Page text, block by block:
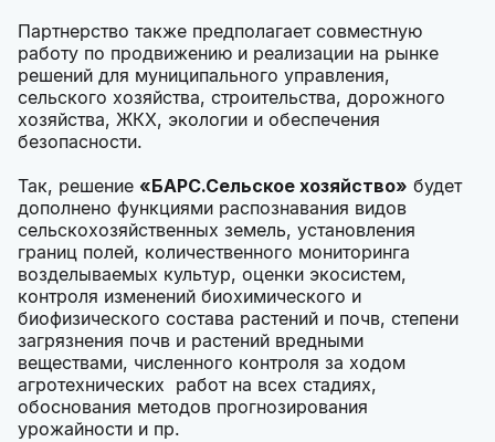
Партнерство также предполагает совместную
работу по продвижению и реализации на рынке
решений для муниципального управления,
сельского хозяйства, строительства, дорожного
хозяйства, ЖКХ, экологии и обеспечения
безопасности.
Так, решение «БАРС.Сельское хозяйство» будет
дополнено функциями распознавания видов
сельскохозяйственных земель, установления
границ полей, количественного мониторинга
возделываемых культур, оценки экосистем,
контроля изменений биохимического и
биофизического состава растений и почв, степени
загрязнения почв и растений вредными
веществами, численного контроля за ходом
агротехнических работ на всех стадиях,
обоснования методов прогнозирования
урожайности и пр.